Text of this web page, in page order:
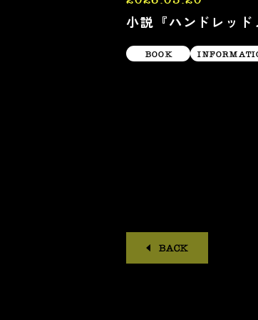
小説『ハンドレッ
BOOK